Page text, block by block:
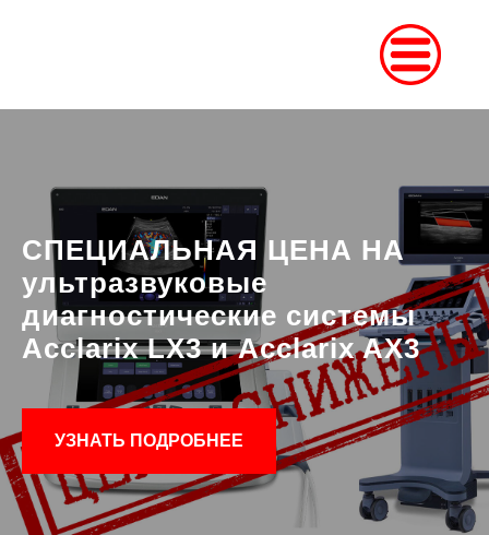
СПЕЦИАЛЬНАЯ ЦЕНА НА
ультразвуковые
диагностические системы
Acclarix LX3 и Acclarix AX3
УЗНАТЬ ПОДРОБНЕЕ